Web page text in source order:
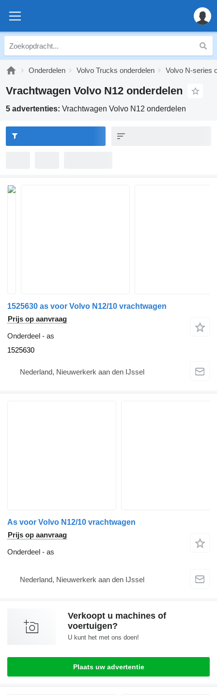
Onderdelen Volvo Trucks onderdelen Volvo N-series
Vrachtwagen Volvo N12 onderdelen
5 advertenties: Vrachtwagen Volvo N12 onderdelen
1525630 as voor Volvo N12/10 vrachtwagen
Prijs op aanvraag
Onderdeel - as
1525630
Nederland, Nieuwerkerk aan den IJssel
As voor Volvo N12/10 vrachtwagen
Prijs op aanvraag
Onderdeel - as
Nederland, Nieuwerkerk aan den IJssel
Verkoopt u machines of
voertuigen?
U kunt het met ons doen!
Plaats uw advertentie